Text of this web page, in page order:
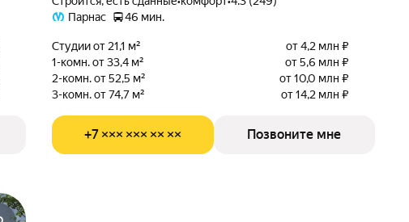
Парнас
46 мин.
Студии от 21,1 м²
от 4,2 млн ₽
1-комн. от 33,4 м²
от 5,6 млн ₽
2-комн. от 52,5 м²
от 10,0 млн ₽
3-комн. от 74,7 м²
от 14,2 млн ₽
+7 ××× ××× ×× ×× Позвоните мне